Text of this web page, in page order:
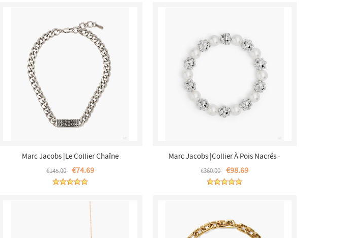
Marc Jacobs |Le Collier Chaîne
D'identification Monogram Barcode - Argent
Vieilli |France Outlet
€145.00 €74.69
Marc Jacobs |Collier À Pois Nacrés -
Blanc/argent |France Outlet
€360.00 €98.69